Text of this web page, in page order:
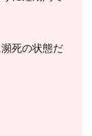
死の状態だ